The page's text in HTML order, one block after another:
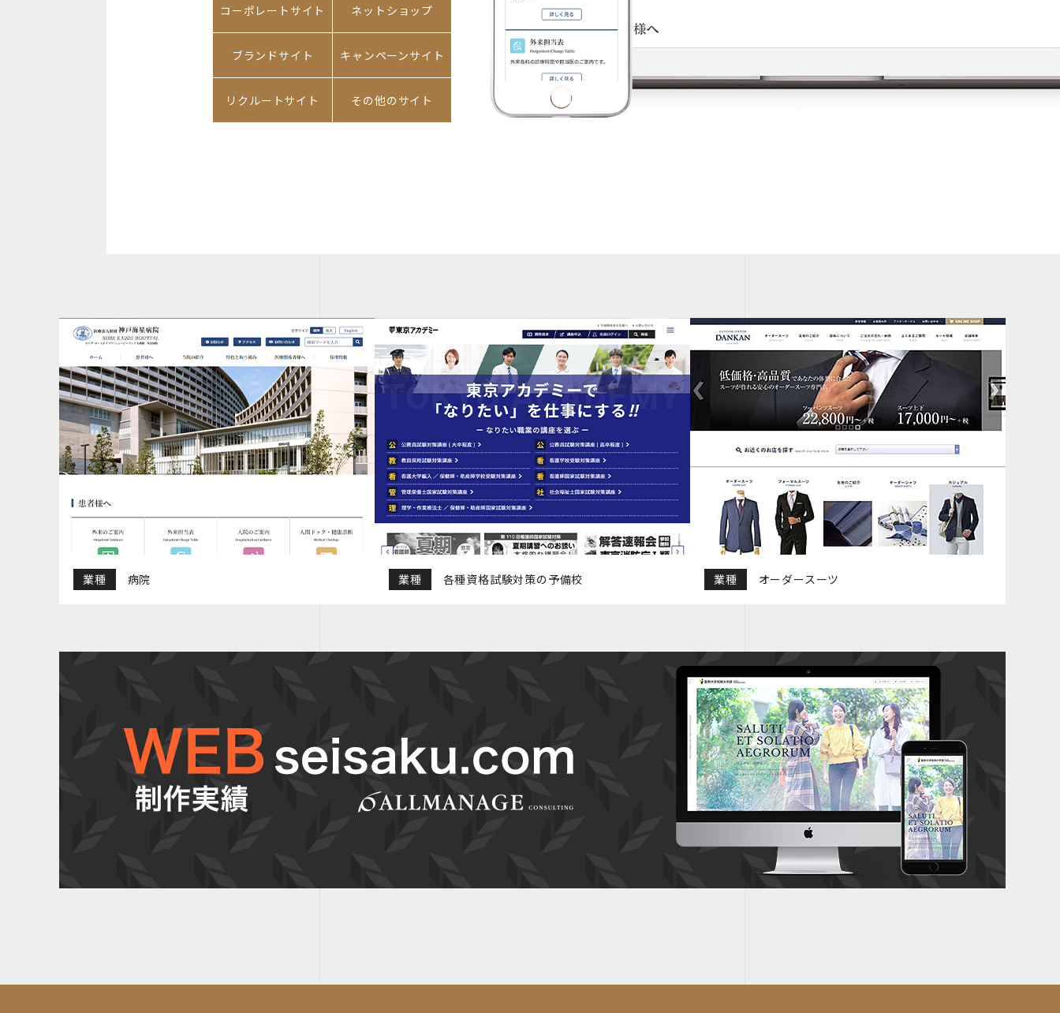
コーポレートサイト ネットショップ
ブランドサイト キャンペーンサイト
リクルートサイト その他のサイト
業種 病院 業種 各種資格試験対策の予備校 業種 オーダースーツ